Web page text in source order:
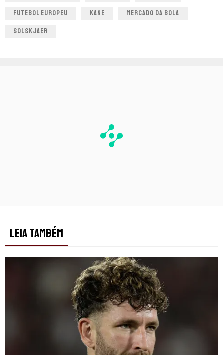
FUTEBOL EUROPEU KANE MERCADO DA BOLA
SOLSKJAER
PUBLICIDADE
LEIA TAMBÉM